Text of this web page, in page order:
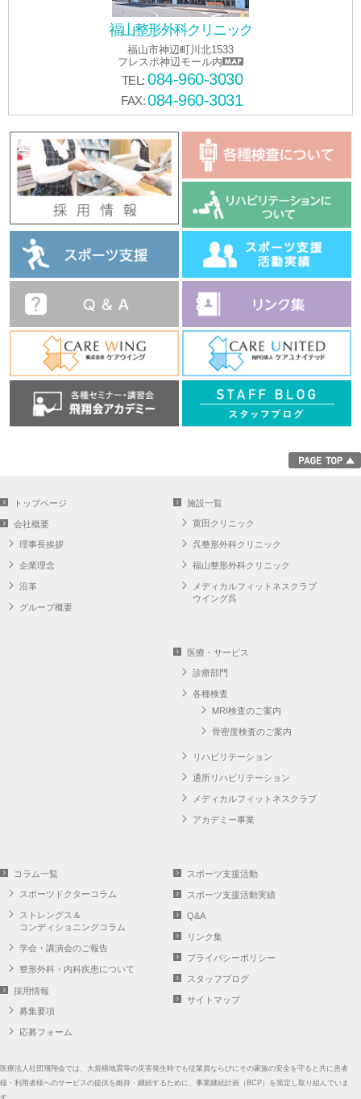
福山整形外科クリニック
福山市神辺町川北1533
フレスポ神辺モール内
TEL: 084-960-3030
FAX:084-960-3031
トップページ
会社概要
理事長挨拶
企業理念
沿革
グループ概要
施設一覧
寛田クリニック
呉整形外科クリニック
福山整形外科クリニック
メディカルフィットネスクラブ
ウイング呉
医療・サービス
診療部門
各種検査
MRI検査のご案内
骨密度検査のご案内
リハビリテーション
通所リハビリテーション
メディカルフィットネスクラブ
アカデミー事業
コラム一覧
スポーツドクターコラム
ストレングス＆
コンディショニングコラム
学会・講演会のご報告
整形外科・内科疾患について
採用情報
募集要項
応募フォーム
スポーツ支援活動
スポーツ支援活動実績
Q&A
リンク集
プライバシーポリシー
スタッフブログ
サイトマップ
医療法人社団飛翔会では、大規模地震等の災害発生時でも従業員ならびにその家族の安全を守ると共に患者
様・利用者様へのサービスの提供を維持・継続するために、事業継続計画（BCP）を策定し取り組んでいま
す。